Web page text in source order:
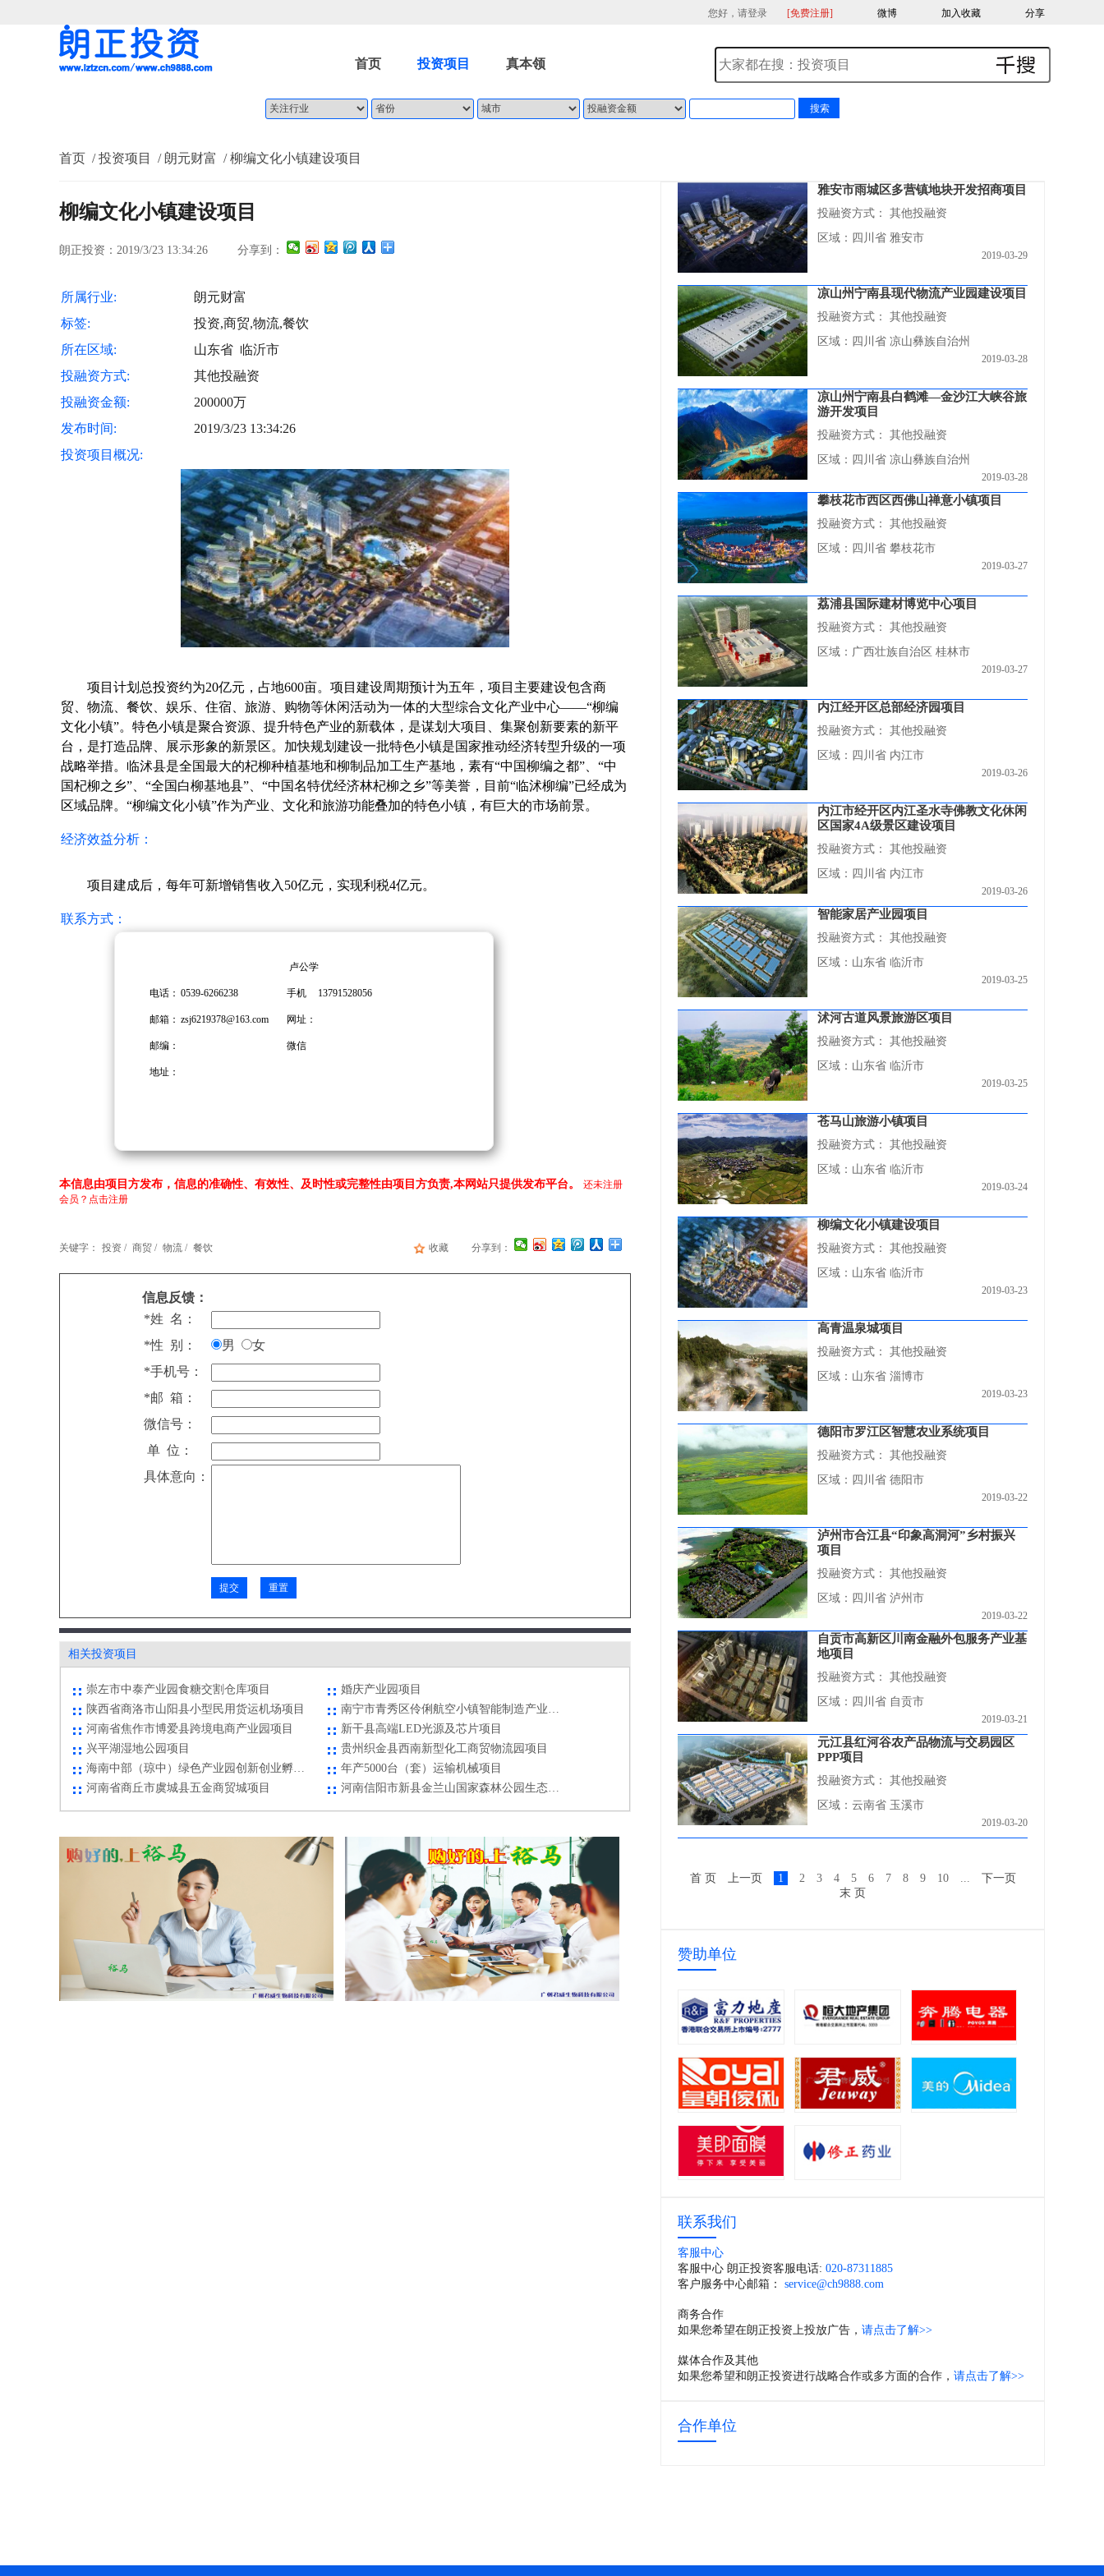
您好，请登录 [免费注册] 微博 加入收藏 分享
首页 投资项目 真本领
首页 / 投资项目 / 朗元财富 / 柳编文化小镇建设项目
柳编文化小镇建设项目
朗正投资：2019/3/23 13:34:26 分享到：
所属行业:
朗元财富
标签:
投资,商贸,物流,餐饮
所在区域:
山东省 临沂市
投融资方式:
其他投融资
投融资金额:
200000万
发布时间:
2019/3/23 13:34:26
投资项目概况:
项目计划总投资约为20亿元，占地600亩。项目建设周期预计为五年，项目主要建设包含商
贸、物流、餐饮、娱乐、住宿、旅游、购物等休闲活动为一体的大型综合文化产业中心——“柳编
文化小镇”。特色小镇是聚合资源、提升特色产业的新载体，是谋划大项目、集聚创新要素的新平
台，是打造品牌、展示形象的新景区。加快规划建设一批特色小镇是国家推动经济转型升级的一项
战略举措。临沭县是全国最大的杞柳种植基地和柳制品加工生产基地，素有“中国柳编之都”、“中
国杞柳之乡”、“全国白柳基地县”、“中国名特优经济林杞柳之乡”等美誉，目前“临沭柳编”已经成为
区域品牌。“柳编文化小镇”作为产业、文化和旅游功能叠加的特色小镇，有巨大的市场前景。
经济效益分析：
项目建成后，每年可新增销售收入50亿元，实现利税4亿元。
联系方式：
卢公学
电话： 0539-6266238 手机 13791528056
邮箱： zsj6219378@163.com 网址：
邮编： 微信
地址：
本信息由项目方发布，信息的准确性、有效性、及时性或完整性由项目方负责,本网站只提供发布平台。 还未注册
会员？点击注册
关键字： 投资 / 商贸 / 物流 / 餐饮 收藏 分享到：
信息反馈：
*姓 名：
*性 别：
男
女
*手机号：
*邮 箱：
微信号：
单 位：
具体意向：
相关投资项目
荆门高新区通用航空零部件制造项目
正安县田坝水电站建设项目
高新技术科技园项目
四川省巴中市恩阳医养园建设项目
崇左市中泰产业园食糖交割仓库项目
婚庆产业园项目
陕西省商洛市山阳县小型民用货运机场项目
河南省焦作市博爱县跨境电商产业园项目
新干县高端LED光源及芯片项目
兴平湖湿地公园项目
贵州织金县西南新型化工商贸物流园项目
年产5000台（套）运输机械项目
河南省商丘市虞城县五金商贸城项目
荆门高新区通用航空零部件制造项目
舞钢市汽车离速、变速器、机油泵壳总装生产线项目
天全县年产5000吨铝基复合材料项目
经开区锂电池隔膜生产项目
雅安市雨城区多营镇地块开发招商项目
投融资方式：
其他投融资
区域：四川省 雅安市
2019-03-29
凉山州宁南县现代物流产业园建设项目
投融资方式：
其他投融资
区域：四川省 凉山彝族自治州
2019-03-28
凉山州宁南县白鹤滩—金沙江大峡谷旅
游开发项目
投融资方式：
其他投融资
区域：四川省 凉山彝族自治州
2019-03-28
攀枝花市西区西佛山禅意小镇项目
投融资方式：
其他投融资
区域：四川省 攀枝花市
2019-03-27
荔浦县国际建材博览中心项目
投融资方式：
其他投融资
区域：广西壮族自治区 桂林市
2019-03-27
内江经开区总部经济园项目
投融资方式：
其他投融资
区域：四川省 内江市
2019-03-26
内江市经开区内江圣水寺佛教文化休闲
区国家4A级景区建设项目
投融资方式：
其他投融资
区域：四川省 内江市
2019-03-26
智能家居产业园项目
投融资方式：
其他投融资
区域：山东省 临沂市
2019-03-25
沭河古道风景旅游区项目
投融资方式：
其他投融资
区域：山东省 临沂市
2019-03-25
苍马山旅游小镇项目
投融资方式：
其他投融资
区域：山东省 临沂市
2019-03-24
柳编文化小镇建设项目
投融资方式：
其他投融资
区域：山东省 临沂市
2019-03-23
高青温泉城项目
投融资方式：
其他投融资
区域：山东省 淄博市
2019-03-23
德阳市罗江区智慧农业系统项目
投融资方式：
其他投融资
区域：四川省 德阳市
2019-03-22
泸州市合江县“印象高洞河”乡村振兴
项目
投融资方式：
其他投融资
区域：四川省 泸州市
2019-03-22
自贡市高新区川南金融外包服务产业基
地项目
投融资方式：
其他投融资
区域：四川省 自贡市
2019-03-21
元江县红河谷农产品物流与交易园区
PPP项目
投融资方式：
其他投融资
区域：云南省 玉溪市
2019-03-20
首 页 上一页 1 2 3 4 5 6 7 8 9 10 ...
下一页
末 页
赞助单位
联系我们
客服中心
客服中心 朗正投资客服电话: 020-87311885
客户服务中心邮箱：
service@ch9888.com
商务合作
如果您希望在朗正投资上投放广告， 请点击了解>>
媒体合作及其他
如果您希望和朗正投资进行战略合作或多方面的合作， 请点击了解>>
合作单位